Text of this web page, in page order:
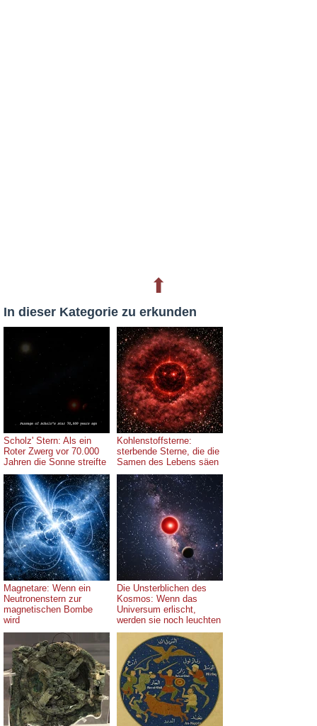
⬆
In dieser Kategorie zu erkunden
Scholz' Stern: Als ein
Roter Zwerg vor 70.000
Jahren die Sonne streifte
Kohlenstoffsterne:
sterbende Sterne, die die
Samen des Lebens säen
Magnetare: Wenn ein
Neutronenstern zur
magnetischen Bombe
wird
Die Unsterblichen des
Kosmos: Wenn das
Universum erlischt,
werden sie noch leuchten